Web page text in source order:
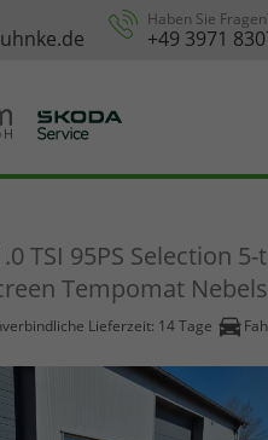
Haben Sie
+49 3971
TSI 95PS Selection
Tempomat
Lieferzeit: 14 Tage